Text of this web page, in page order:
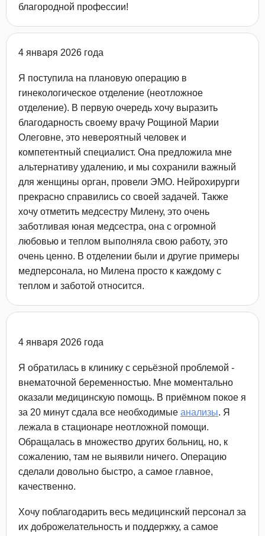
благородной профессии!
4 января 2026 года
Я поступила на плановую операцию в
гинекологическое отделение (неотложное
отделение). В первую очередь хочу выразить
благодарность своему врачу Рощиной Марии
Олеговне, это невероятный человек и
компетентный специалист. Она предложила мне
альтернативу удалению, и мы сохранили важный
для женщины орган, провели ЭМО. Нейрохирурги
прекрасно справились со своей задачей. Также
хочу отметить медсестру Милену, это очень
заботливая юная медсестра, она с огромной
любовью и теплом выполняла свою работу, это
очень ценно. В отделении были и другие примеры
медперсонала, но Милена просто к каждому с
теплом и заботой относится.
4 января 2026 года
Я обратилась в клинику с серьёзной проблемой -
внематочной беременностью. Мне моментально
оказали медицинскую помощь. В приёмном покое я
за 20 минут сдала все необходимые анализы​. Я
лежала в стационаре неотложной помощи.
Обращалась в множество других больниц, но, к
сожалению, там не выявили ничего. Операцию
сделали довольно быстро, а самое главное,
качественно.
Хочу поблагодарить весь медицинский персонал за
их доброжелательность и поддержку, а самое